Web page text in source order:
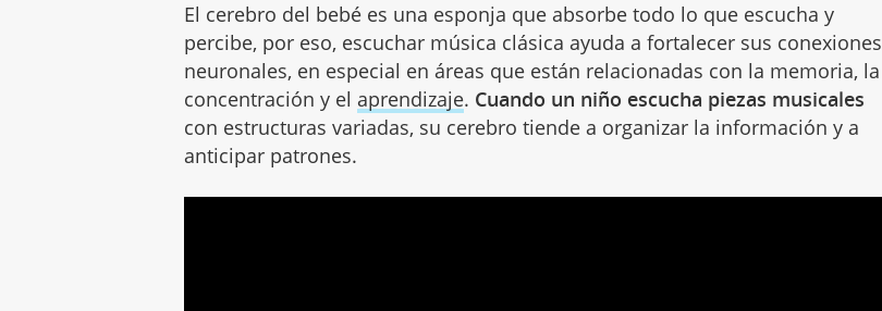
El cerebro del bebé es una esponja que absorbe todo lo que escucha y
percibe, por eso, escuchar música clásica ayuda a fortalecer sus conexiones
neuronales, en especial en áreas que están relacionadas con la memoria, la
concentración y el aprendizaje. Cuando un niño escucha piezas musicales
con estructuras variadas, su cerebro tiende a organizar la información y a
anticipar patrones.